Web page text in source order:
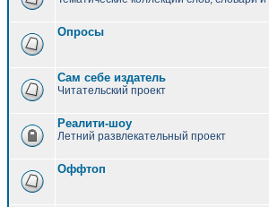
Опросы
Сам себе издатель
Читательский проект
Реалити-шоу
Летний развлекательный проект
Оффтоп